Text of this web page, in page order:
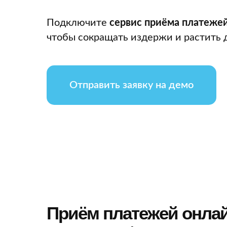
Подключите сервис приёма
чтобы сокращать издержи и растить
Отправить заявку на демо
Приём платежей